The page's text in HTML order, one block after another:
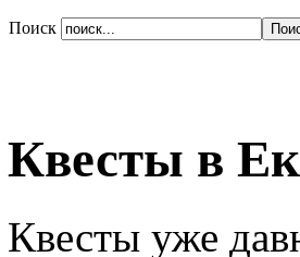
Поиск
Квесты в
Квесты уже